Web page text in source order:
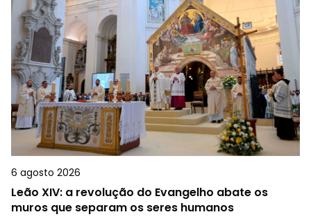
6 agosto 2026
Leão XIV: a revolução do Evangelho abate os
muros que separam os seres humanos